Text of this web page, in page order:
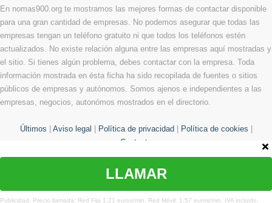
En nomas900.org te mostramos las mejores formas de contactar disponible
para una gran cantidad de empresas. No podemos asegurar que todas las
empresas tengan un teléfono gratuito ni que todos los teléfonos estén
actualizados. No existe relación alguna entre las empresas aquí mostradas y
el sitio. Si tienes algún problema, debes contactar con la empresa. Toda
información mostrada en ésta ficha ha sido recopilada de fuentes o sitios
públicos de empresas y autónomos. Somos ajenos e independientes a las
empresas, negocios, autonómos mostrados en el directorio.
Últimos Aviso legal Política de privacidad Política de cookies
Contacto
¿Te hemos ayudado?
LLAMAR
Publicidad. Precio llamada: Red Fija 1,21 euros/min. Red Móvil. 1,57 euros/min. IVA incluido.